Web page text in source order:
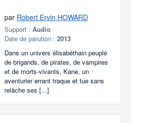
par Robert Ervin HOWARD
Support : Audio
Date de parution : 2013
Dans un univers élisabéthain peuplé
de brigands, de pirates, de vampires
et de morts-vivants, Kane, un
aventurier errant traque et tue sans
relâche ses [...]